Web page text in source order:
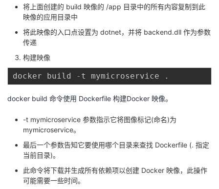
将上面创建的 build 映像的 /app 目录中的所有内容复制到此
映像的应用目录中
将此映像的入口点设置为 dotnet，并将 backend.dll 作为参数
传递
构建映像
docker build - t mymicroservice .
docker build 命令使用 Dockerfile 构建Docker 映像。
-t mymicroservice 参数指示它将图像标记(命名)为
mymicroservice。
最后一个参数告知它要使用哪个目录来查找 Dockerfile (. 指定
当前目录)。
此命令将下载并生成所有依赖项以创建 Docker 映像，此操作
可能需要一些时间。